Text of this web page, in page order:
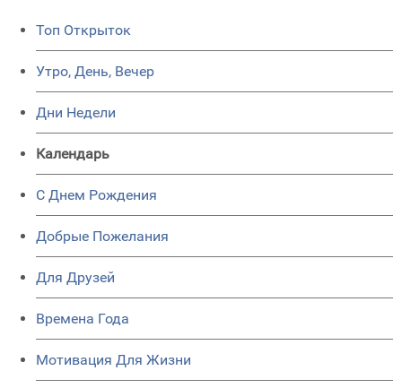
Топ Открыток
Утро, День, Вечер
Дни Недели
Календарь
C Днем Рождения
Добрые Пожелания
Для Друзей
Времена Года
Мотивация Для Жизни